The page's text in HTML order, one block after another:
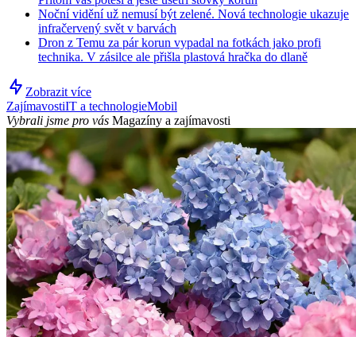
Noční vidění už nemusí být zelené. Nová technologie ukazuje
infračervený svět v barvách
Dron z Temu za pár korun vypadal na fotkách jako profi
technika. V zásilce ale přišla plastová hračka do dlaně
Zobrazit více
ZajímavostiIT a technologieMobil
Vybrali jsme pro vás Magazíny a zajímavosti